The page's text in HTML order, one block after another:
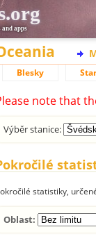
apps
Blesky
note that
Výběr stanice:
statistiky,
Oblast: